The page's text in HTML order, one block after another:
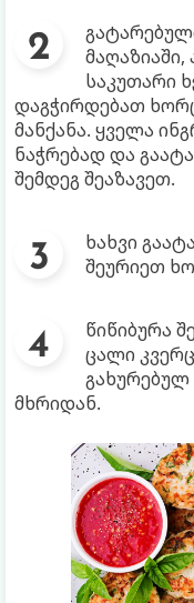
საკუთარი
დაგჭირდებათ
მანქანა. ყველა
ნაჭრებად და
შემდეგ შეაზავეთ.
ხახვი
შეურიეთ
წიწიბურა
ცალი
მხრიდან.